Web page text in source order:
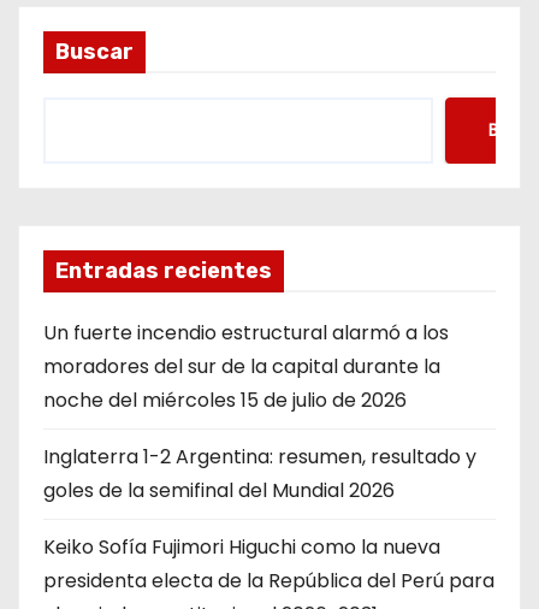
Buscar
Entradas recientes
Un fuerte incendio estructural alarmó a los
moradores del sur de la capital durante la
noche del miércoles 15 de julio de 2026
Inglaterra 1-2 Argentina: resumen, resultado y
goles de la semifinal del Mundial 2026
Keiko Sofía Fujimori Higuchi como la nueva
presidenta electa de la República del Perú para